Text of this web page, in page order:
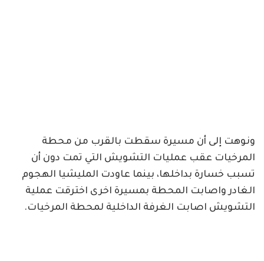
ونوهت إلى أن مسيرة سقطت بالقرب من محطة
المرخيات عقب عمليات التشويش التي تمت دون أن
تسبب خسارة بداخلها، بينما عاودت المليشيا الهجوم
الغادر واصابت المحطة بمسيرة اخرى اخترقت عملية
التشويش اصابت الغرفة الداخلية لمحطة المرخيات.